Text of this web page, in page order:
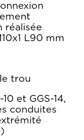
réalisée
L90 mm
trou
et GGS-14,
conduites